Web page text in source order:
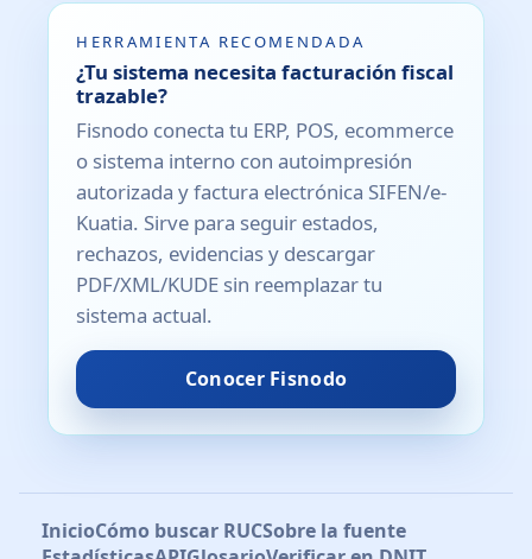
HERRAMIENTA RECOMENDADA
¿Tu sistema necesita facturación fiscal
trazable?
Fisnodo conecta tu ERP, POS, ecommerce
o sistema interno con autoimpresión
autorizada y factura electrónica SIFEN/e-
Kuatia. Sirve para seguir estados,
rechazos, evidencias y descargar
PDF/XML/KUDE sin reemplazar tu
sistema actual.
Conocer Fisnodo
InicioCómo buscar RUCSobre la fuente